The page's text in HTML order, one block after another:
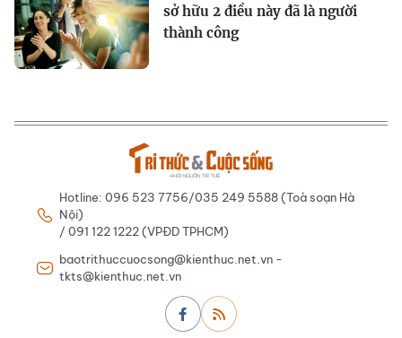
sở hữu 2 điều này đã là người
thành công
Hotline: 096 523 7756/035 249 5588 (Toà soạn Hà
Nội)
/ 091 122 1222 (VPĐD TPHCM)
baotrithuccuocsong@kienthuc.net.vn -
tkts@kienthuc.net.vn